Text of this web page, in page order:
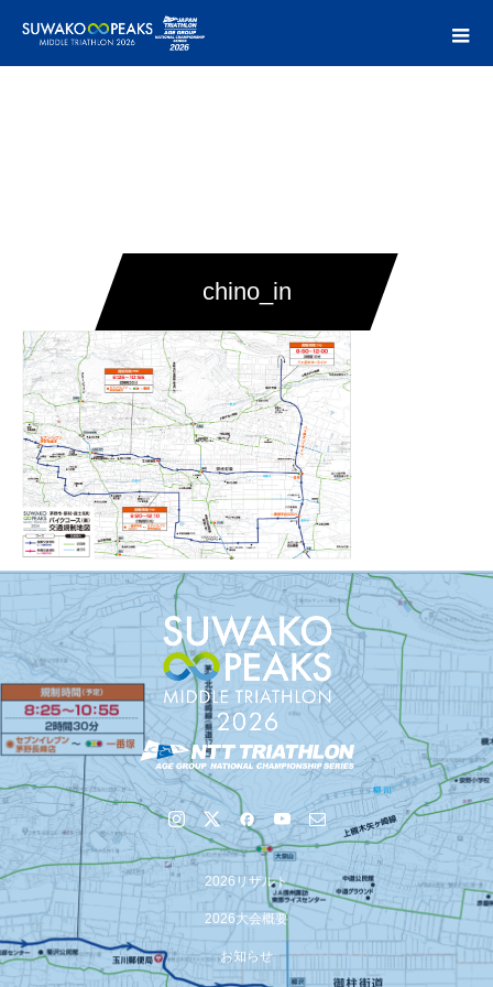
chino_in
2026リザルト
2026大会概要
お知らせ